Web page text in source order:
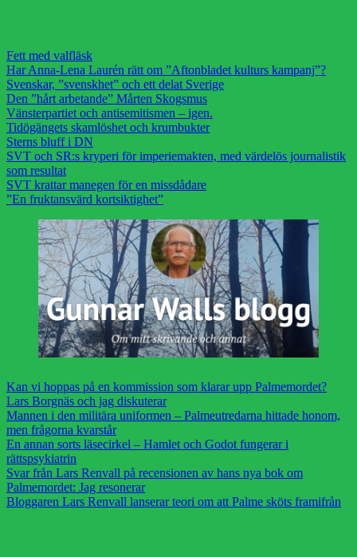
Fett med valfläsk
Har Anna-Lena Laurén rätt om ”Aftonbladet kulturs kampanj”?
Svenskar, ”svenskhet” och ett delat Sverige
Den ”hårt arbetande” Mårten Skogsmus
Vänsterpartiet och antisemitismen – igen.
Tidögängets skamlöshet och krumbukter
Sterns bluff i DN
SVT och SR:s kryperi för imperiemakten, med värdelös journalistik
som resultat
SVT krattar manegen för en missdådare
”En fruktansvärd kortsiktighet”
Kan vi hoppas på en kommission som klarar upp Palmemordet?
Lars Borgnäs och jag diskuterar
Mannen i den militära uniformen – Palmeutredarna hittade honom,
men frågorna kvarstår
En annan sorts läsecirkel – Hamlet och Godot fungerar i
rättspsykiatrin
Svar från Lars Renvall på recensionen av hans nya bok om
Palmemordet: Jag resonerar
Bloggaren Lars Renvall lanserar teori om att Palme sköts framifrån